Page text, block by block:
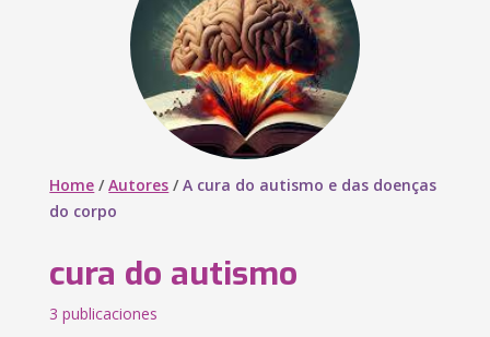
Home /Autores /A cura do autismo e das doenças
do corpo
cura do autismo
3 publicaciones